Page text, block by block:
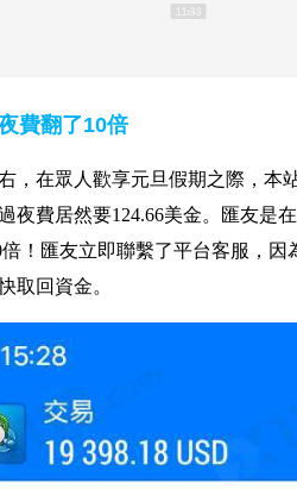
費翻了10倍
，在眾人歡享元旦假期之際，
夜費居然要124.66美金。匯友是
倍！匯友立即聯繫了平台客服，
取回資金。